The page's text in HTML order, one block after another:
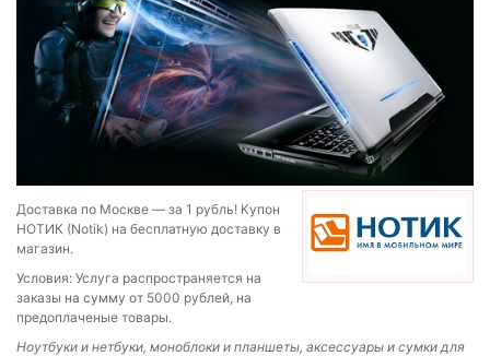
Доставка по Москве — за 1 рубль! Купон
НОТИК (Notik) на бесплатную доставку в
магазин.
Условия: Услуга распространяется на
заказы на сумму от 5000 рублей, на
предоплаченые товары.
Ноутбуки и нетбуки, моноблоки и планшеты, аксессуары и сумки для